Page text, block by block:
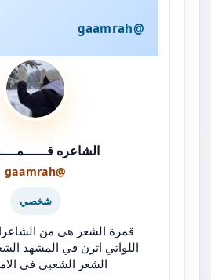
@gaamrah
الشاعره
@gaamrah
شخصي
قمرة الشعر هي من
اللواتي اثرن في المشهد
الشعر الشعبي في